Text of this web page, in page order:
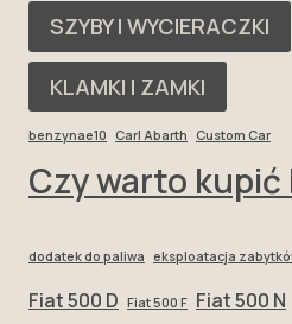
SZYBY I WYCIERACZKI
KLAMKI I ZAMKI
benzynae10 Carl Abarth Custom Car
Czy warto kupić
dodatek do paliwa eksploatacja
Fiat 500 D Fiat 500 F Fiat 500 N